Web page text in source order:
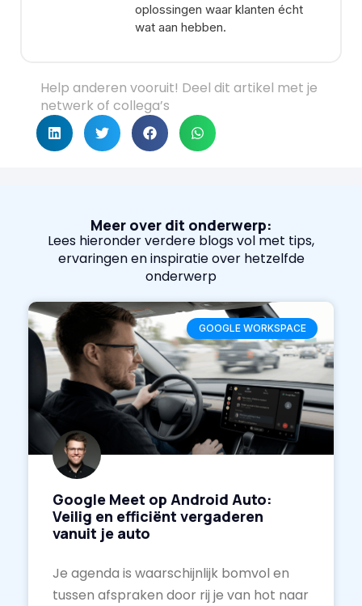
oplossingen waar klanten écht
wat aan hebben.
Help anderen vooruit! Deel dit artikel met je
netwerk of collega’s
Meer over dit onderwerp:
Lees hieronder verdere blogs vol met tips,
ervaringen en inspiratie over hetzelfde
onderwerp
GOOGLE WORKSPACE
Google Meet op Android Auto:
Veilig en efficiënt vergaderen
vanuit je auto
Je agenda is waarschijnlijk bomvol en
tussen afspraken door rij je van hot naar